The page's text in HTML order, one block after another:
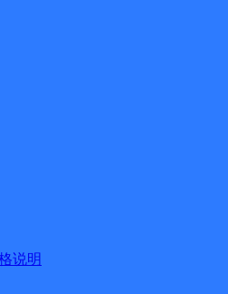
说明
三路,平峰一
波路,前街 R:
,水阁华府,
街 W:文宝
,吴垵村,吴
路,兴业路,